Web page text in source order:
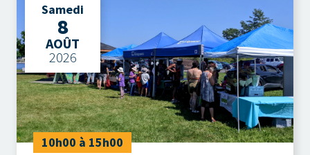
Samedi
8
AOÛT
2026
10h00 à 15h00